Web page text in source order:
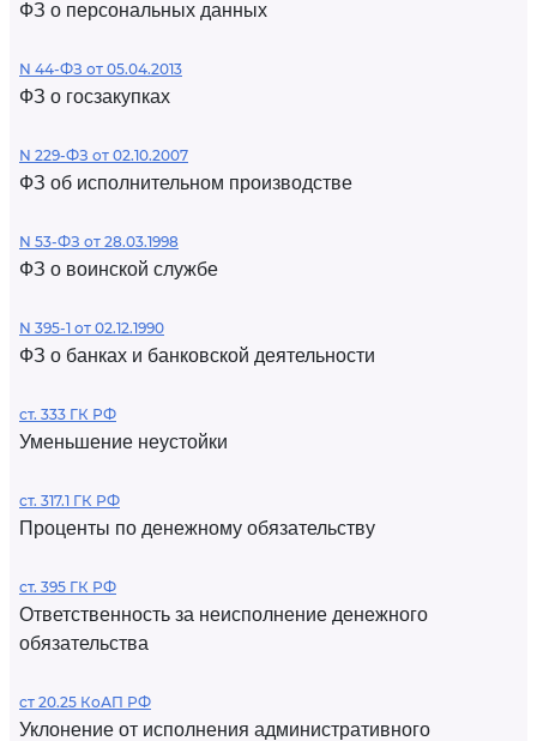
ФЗ о персональных данных
N 44-ФЗ от 05.04.2013
ФЗ о госзакупках
N 229-ФЗ от 02.10.2007
ФЗ об исполнительном производстве
N 53-ФЗ от 28.03.1998
ФЗ о воинской службе
N 395-1 от 02.12.1990
ФЗ о банках и банковской деятельности
ст. 333 ГК РФ
Уменьшение неустойки
ст. 317.1 ГК РФ
Проценты по денежному обязательству
ст. 395 ГК РФ
Ответственность за неисполнение денежного
обязательства
ст 20.25 КоАП РФ
Уклонение от исполнения административного